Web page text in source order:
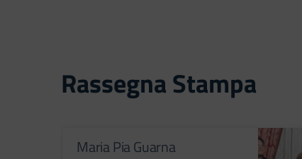
Rassegna Stampa
Maria Pia Guarna